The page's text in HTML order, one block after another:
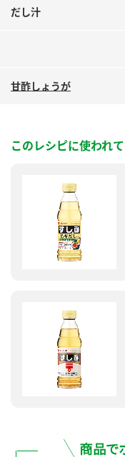
だし汁
甘酢しょうが
このレシピに使われ